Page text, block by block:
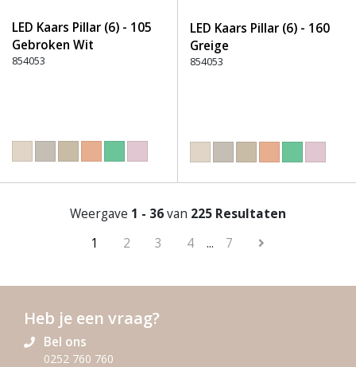
LED Kaars Pillar (6) - 105
Gebroken Wit
854053
LED Kaars Pillar (6) - 160
Greige
854053
Weergave 1 - 36van 225 Resultaten
1
2 3 4 ... 7
Heb je een vraag?
Bel ons
0252 760 760